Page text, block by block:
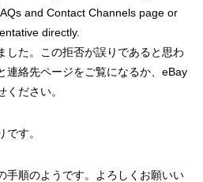
and Contact Channels page or
directly.
した。この拒否が誤りであると思わ
連絡先ページをご覧になるか、eBay
ださい。
す。
手順のようです。よろしくお願いい